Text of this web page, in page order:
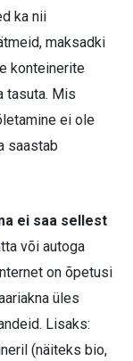
ka nii
maksadki
konteinerite
tasuta. Mis
ei ole
saastab
ei saa sellest
või autoga
on õpetusi
üles
Lisaks:
(näiteks bio,